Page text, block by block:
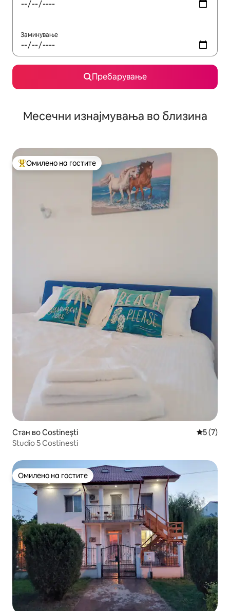
Заминување
Пребарување
Месечни изнајмувања во близина
Меѓу најуспешните „Омилени на гостите“
Омилено на гостите
Стан во Costinești
5 (7)
Studio 5 Costinesti
Омилено на гостите
Омилено на гостите